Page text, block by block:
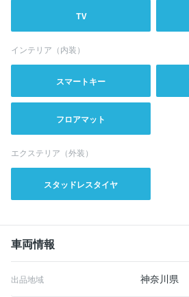
TV
インテリア（内装）
スマートキー
フロアマット
エクステリア（外装）
スタッドレスタイヤ
車両情報
出品地域 神奈川県